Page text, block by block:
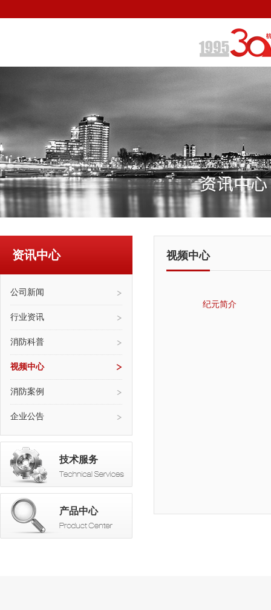
资讯中心
公司新闻
行业资讯
消防科普
视频中心
消防案例
企业公告
技术服务
产品中心
视频中心
纪元简介